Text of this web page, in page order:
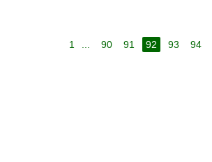
1 ... 90 91 92 93 94